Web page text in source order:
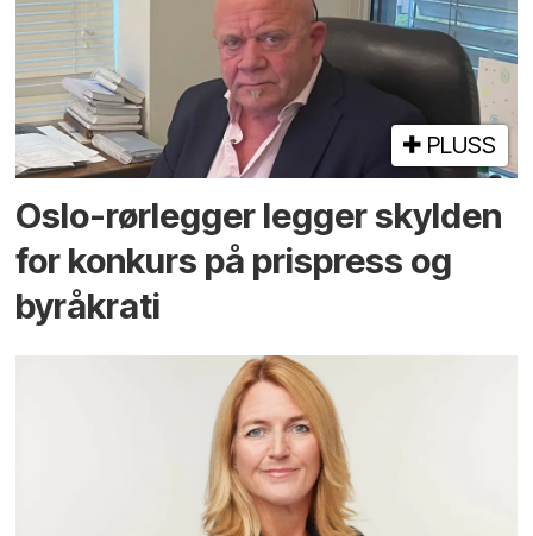
PLUSS
Oslo-rørlegger legger skylden
for konkurs på prispress og
byråkrati